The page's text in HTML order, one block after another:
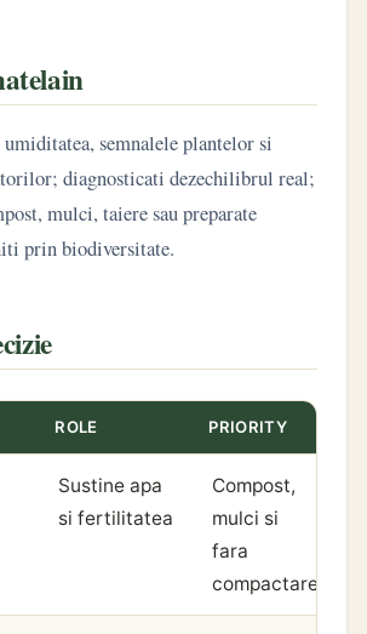
semnalele plantelor si
diagnosticati dezechilibrul real;
mulci, taiere sau preparate
prin biodiversitate.
ROLE PRIORITY
Sustine apa
si fertilitatea
Compost,
mulci si
fara
compactare